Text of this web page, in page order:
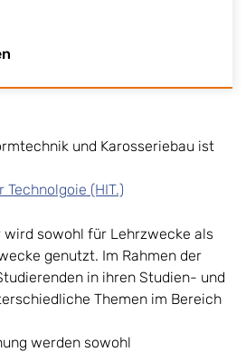
und Karosseriebau ist
(HIT.)
sowohl für Lehrzwecke als
genutzt. Im Rahmen der
in ihren Studien- und
Themen im Bereich
werden sowohl